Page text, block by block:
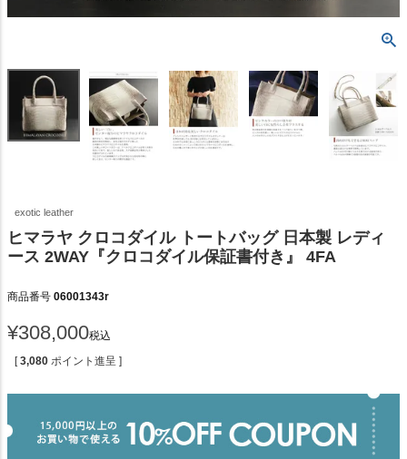
exotic leather
ヒマラヤ クロコダイル トートバッグ 日本製 レディ
ース 2WAY『クロコダイル保証書付き』 4FA
商品番号 06001343r
¥308,000税込
[ 3,080 ポイント進呈 ]